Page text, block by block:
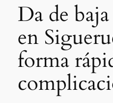
Da de
en
forma